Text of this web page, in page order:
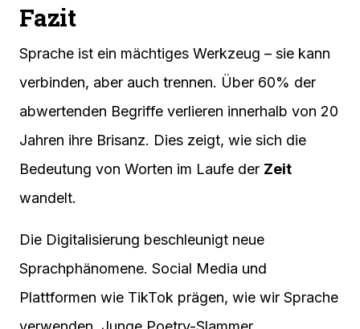
Fazit
Sprache ist ein mächtiges Werkzeug – sie kann
verbinden, aber auch trennen. Über 60% der
abwertenden Begriffe verlieren innerhalb von 20
Jahren ihre Brisanz. Dies zeigt, wie sich die
Bedeutung von Worten im Laufe der Zeit
wandelt.
Die Digitalisierung beschleunigt neue
Sprachphänomene. Social Media und
Plattformen wie TikTok prägen, wie wir Sprache